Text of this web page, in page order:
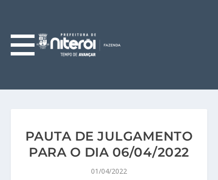
PAUTA DE JULGAMENTO
PARA O DIA 06/04/2022
01/04/2022